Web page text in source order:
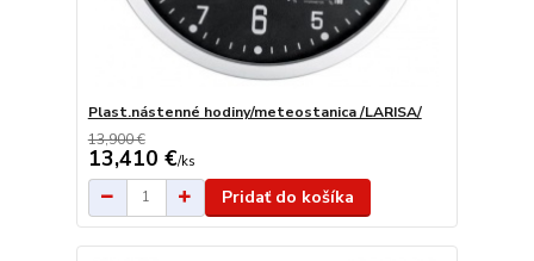
Plast.nástenné hodiny/meteostanica /LARISA/
13,900 €
13,410 €/ks
Pridať do košíka